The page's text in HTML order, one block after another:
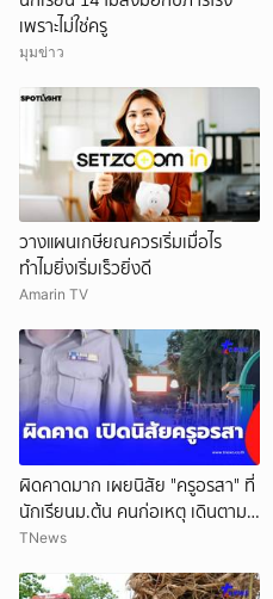
เพราะไม่ใช่ครู
มุมข่าว
วางแผนเกษียณควรเริ่มเมื่อไร
ทำไมยิ่งเริ่มเร็วยิ่งดี
Amarin TV
ผิดคาดมาก เผยนิสัย "ครูอรสา" ที่
นักเรียนม.ต้น คนก่อเหตุ เดินตาม
หา
TNews